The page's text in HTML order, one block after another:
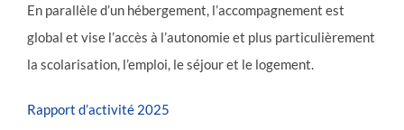
En parallèle d’un hébergement, l’accompagnement est
global et vise l’accès à l’autonomie et plus particulièrement
la scolarisation, l’emploi, le séjour et le logement.
Rapport d’activité 2025